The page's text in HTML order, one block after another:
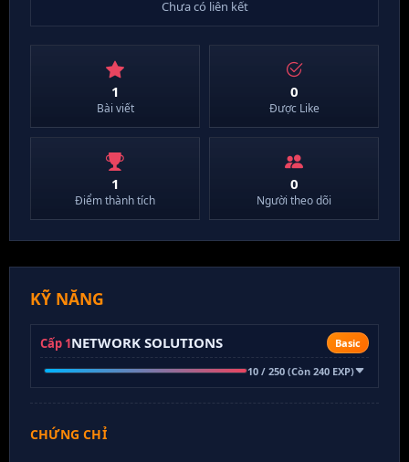
Chưa có liên kết
1
Bài viết
0
Được Like
1
Điểm thành tích
0
Người theo dõi
KỸ NĂNG
Cấp 1NETWORK SOLUTIONS Basic
10 / 250 (Còn 240 EXP)
CHỨNG CHỈ